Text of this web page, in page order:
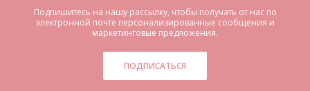
Подпишитесь на нашу рассылку, чтобы получать от нас по
электронной почте персонализированные сообщения и
маркетинговые предложения.
ПОДПИСАТЬСЯ